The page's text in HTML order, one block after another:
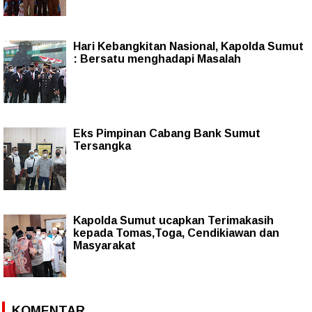
Hari Kebangkitan Nasional, Kapolda Sumut
: Bersatu menghadapi Masalah
Eks Pimpinan Cabang Bank Sumut
Tersangka
Kapolda Sumut ucapkan Terimakasih
kepada Tomas,Toga, Cendikiawan dan
Masyarakat